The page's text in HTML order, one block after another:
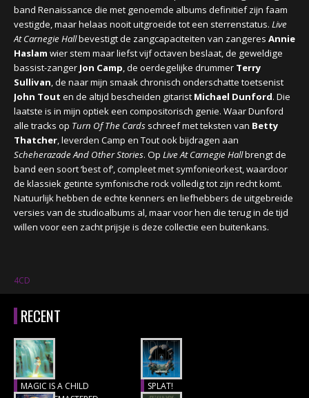
band Renaissance die met genoemde albums definitief zijn faam
vestigde, maar helaas nooit uitgroeide tot een sterrenstatus. Live
At Carnegie Hallbevestigt de zangcapaciteiten van zangeres Annie
Haslam wier stem maar liefst vijf octaven beslaat, de geweldige
bassist-zanger Jon Camp, de oerdegelijke drummer Terry
Sullivan, de naar mijn smaak chronisch onderschatte toetsenist
John Tout en de altijd bescheiden gitarist Michael Dunford. Die
laatste is in mijn optiek een compositorisch genie. Waar Dunford
alle tracks op Turn Of The Cards schreef met teksten van Betty
Thatcher, leverden Camp en Tout ook bijdragen aan
Scheherazade And Other Stories. Op Live At Carnegie Hallbrengt de
band een soort ‘best of’, compleet met symfonieorkest, waardoor
de klassiek getinte symfonische rock volledig tot zijn recht komt.
Natuurlijk hebben de echte kenners en liefhebbers de uitgebreide
versies van de studioalbums al, maar voor hen die terug in de tijd
willen voor een zacht prijsje is deze collectie een buitenkans.
4CD
RECENT
MAGIC IS A CHILD
SPLAT!